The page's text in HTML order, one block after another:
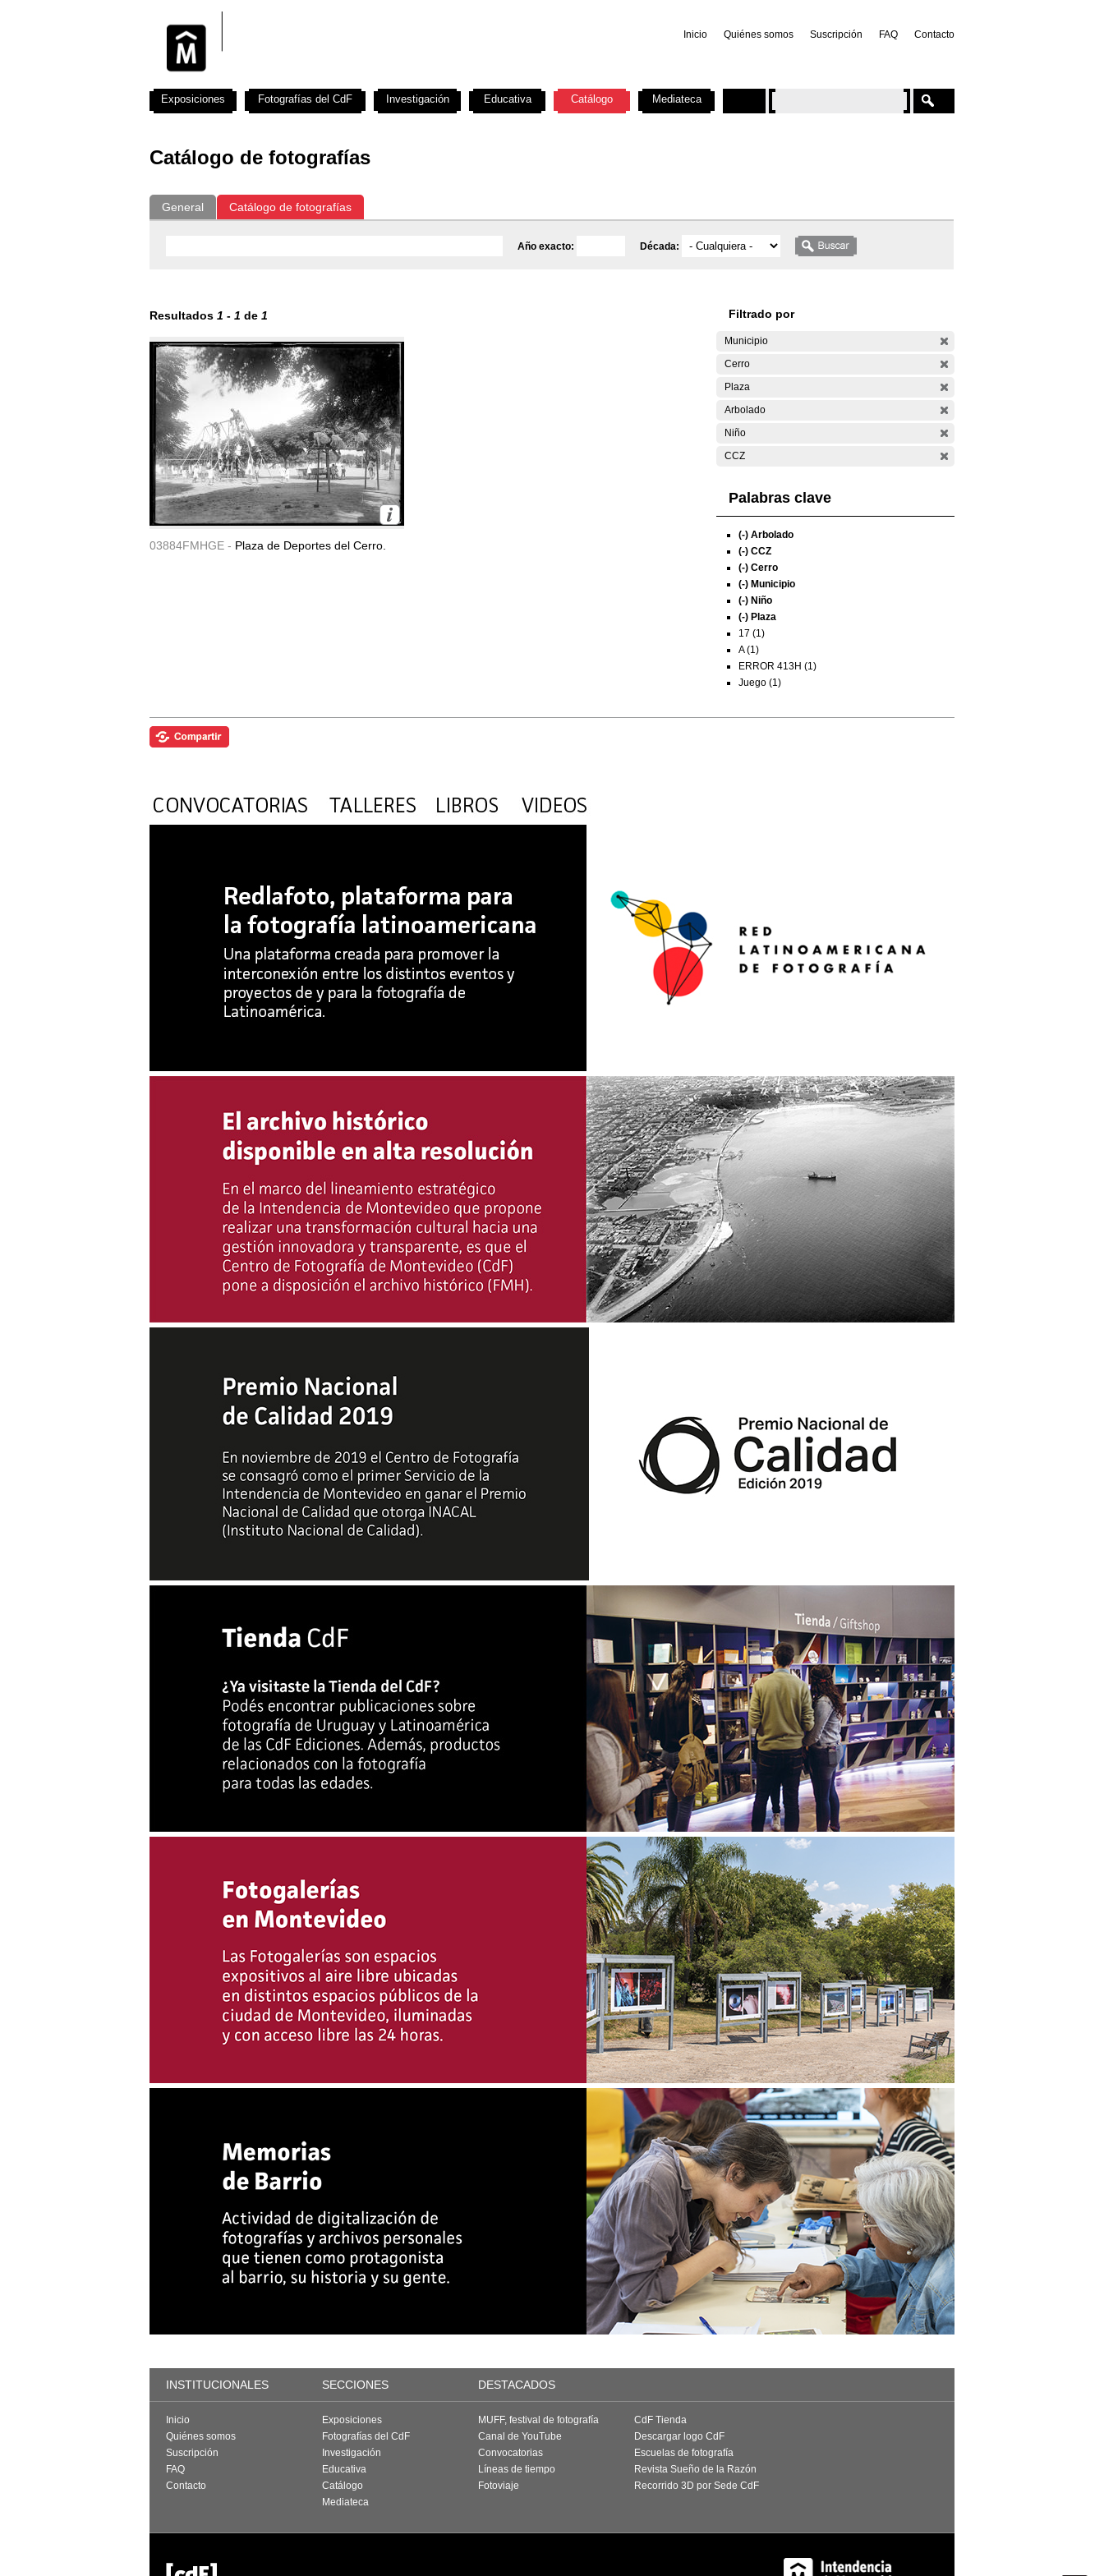
Inicio Quiénes somos Suscripción FAQ Contacto
Catálogo de fotografías
General Catálogo de fotografías
Año exacto: Década:
Resultados 1 - 1 de 1
03884FMHGE - Plaza de Deportes del Cerro.
Filtrado por
Municipio
Cerro
Plaza
Arbolado
Niño
CCZ
Palabras clave
(-) Arbolado
(-) CCZ
(-) Cerro
(-) Municipio
(-) Niño
(-) Plaza
17 (1)
A (1)
ERROR 413H (1)
Juego (1)
Exposiciones Fotografías del CdF Investigación Educativa Catálogo Mediateca
INSTITUCIONALES SECCIONES DESTACADOS
Inicio
Quiénes somos
Suscripción
FAQ
Contacto
Exposiciones
Fotografías del CdF
Investigación
Educativa
Catálogo
Mediateca
MUFF, festival de fotografía
Canal de YouTube
Convocatorias
Líneas de tiempo
Fotoviaje
CdF Tienda
Descargar logo CdF
Escuelas de fotografía
Revista Sueño de la Razón
Recorrido 3D por Sede CdF